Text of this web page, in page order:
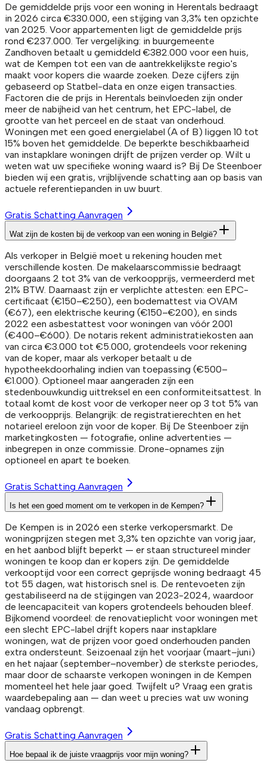
De gemiddelde prijs voor een woning in Herentals bedraagt
in 2026 circa €330.000, een stijging van 3,3% ten opzichte
van 2025. Voor appartementen ligt de gemiddelde prijs
rond €237.000. Ter vergelijking: in buurgemeente
Zandhoven betaalt u gemiddeld €382.000 voor een huis,
wat de Kempen tot een van de aantrekkelijkste regio's
maakt voor kopers die waarde zoeken. Deze cijfers zijn
gebaseerd op Statbel-data en onze eigen transacties.
Factoren die de prijs in Herentals beïnvloeden zijn onder
meer de nabijheid van het centrum, het EPC-label, de
grootte van het perceel en de staat van onderhoud.
Woningen met een goed energielabel (A of B) liggen 10 tot
15% boven het gemiddelde. De beperkte beschikbaarheid
van instapklare woningen drijft de prijzen verder op. Wilt u
weten wat uw specifieke woning waard is? Bij De Steenboer
bieden wij een gratis, vrijblijvende schatting aan op basis van
actuele referentiepanden in uw buurt.
Gratis Schatting Aanvragen
Wat zijn de kosten bij de verkoop van een woning in België?
Als verkoper in België moet u rekening houden met
verschillende kosten. De makelaarscommissie bedraagt
doorgaans 2 tot 3% van de verkoopprijs, vermeerderd met
21% BTW. Daarnaast zijn er verplichte attesten: een EPC-
certificaat (€150–€250), een bodemattest via OVAM
(€67), een elektrische keuring (€150–€200), en sinds
2022 een asbestattest voor woningen van vóór 2001
(€400–€600). De notaris rekent administratiekosten aan
van circa €3.000 tot €5.000, grotendeels voor rekening
van de koper, maar als verkoper betaalt u de
hypotheekdoorhaling indien van toepassing (€500–
€1.000). Optioneel maar aangeraden zijn een
stedenbouwkundig uittreksel en een conformiteitsattest. In
totaal komt de kost voor de verkoper neer op 3 tot 5% van
de verkoopprijs. Belangrijk: de registratierechten en het
notarieel ereloon zijn voor de koper. Bij De Steenboer zijn
marketingkosten — fotografie, online advertenties —
inbegrepen in onze commissie. Drone-opnames zijn
optioneel en apart te boeken.
Gratis Schatting Aanvragen
Is het een goed moment om te verkopen in de Kempen?
De Kempen is in 2026 een sterke verkopersmarkt. De
woningprijzen stegen met 3,3% ten opzichte van vorig jaar,
en het aanbod blijft beperkt — er staan structureel minder
woningen te koop dan er kopers zijn. De gemiddelde
verkooptijd voor een correct geprijsde woning bedraagt 45
tot 55 dagen, wat historisch snel is. De rentevoeten zijn
gestabiliseerd na de stijgingen van 2023-2024, waardoor
de leencapaciteit van kopers grotendeels behouden bleef.
Bijkomend voordeel: de renovatieplicht voor woningen met
een slecht EPC-label drijft kopers naar instapklare
woningen, wat de prijzen voor goed onderhouden panden
extra ondersteunt. Seizoenaal zijn het voorjaar (maart–juni)
en het najaar (september–november) de sterkste periodes,
maar door de schaarste verkopen woningen in de Kempen
momenteel het hele jaar goed. Twijfelt u? Vraag een gratis
waardebepaling aan — dan weet u precies wat uw woning
vandaag opbrengt.
Gratis Schatting Aanvragen
Hoe bepaal ik de juiste vraagprijs voor mijn woning?